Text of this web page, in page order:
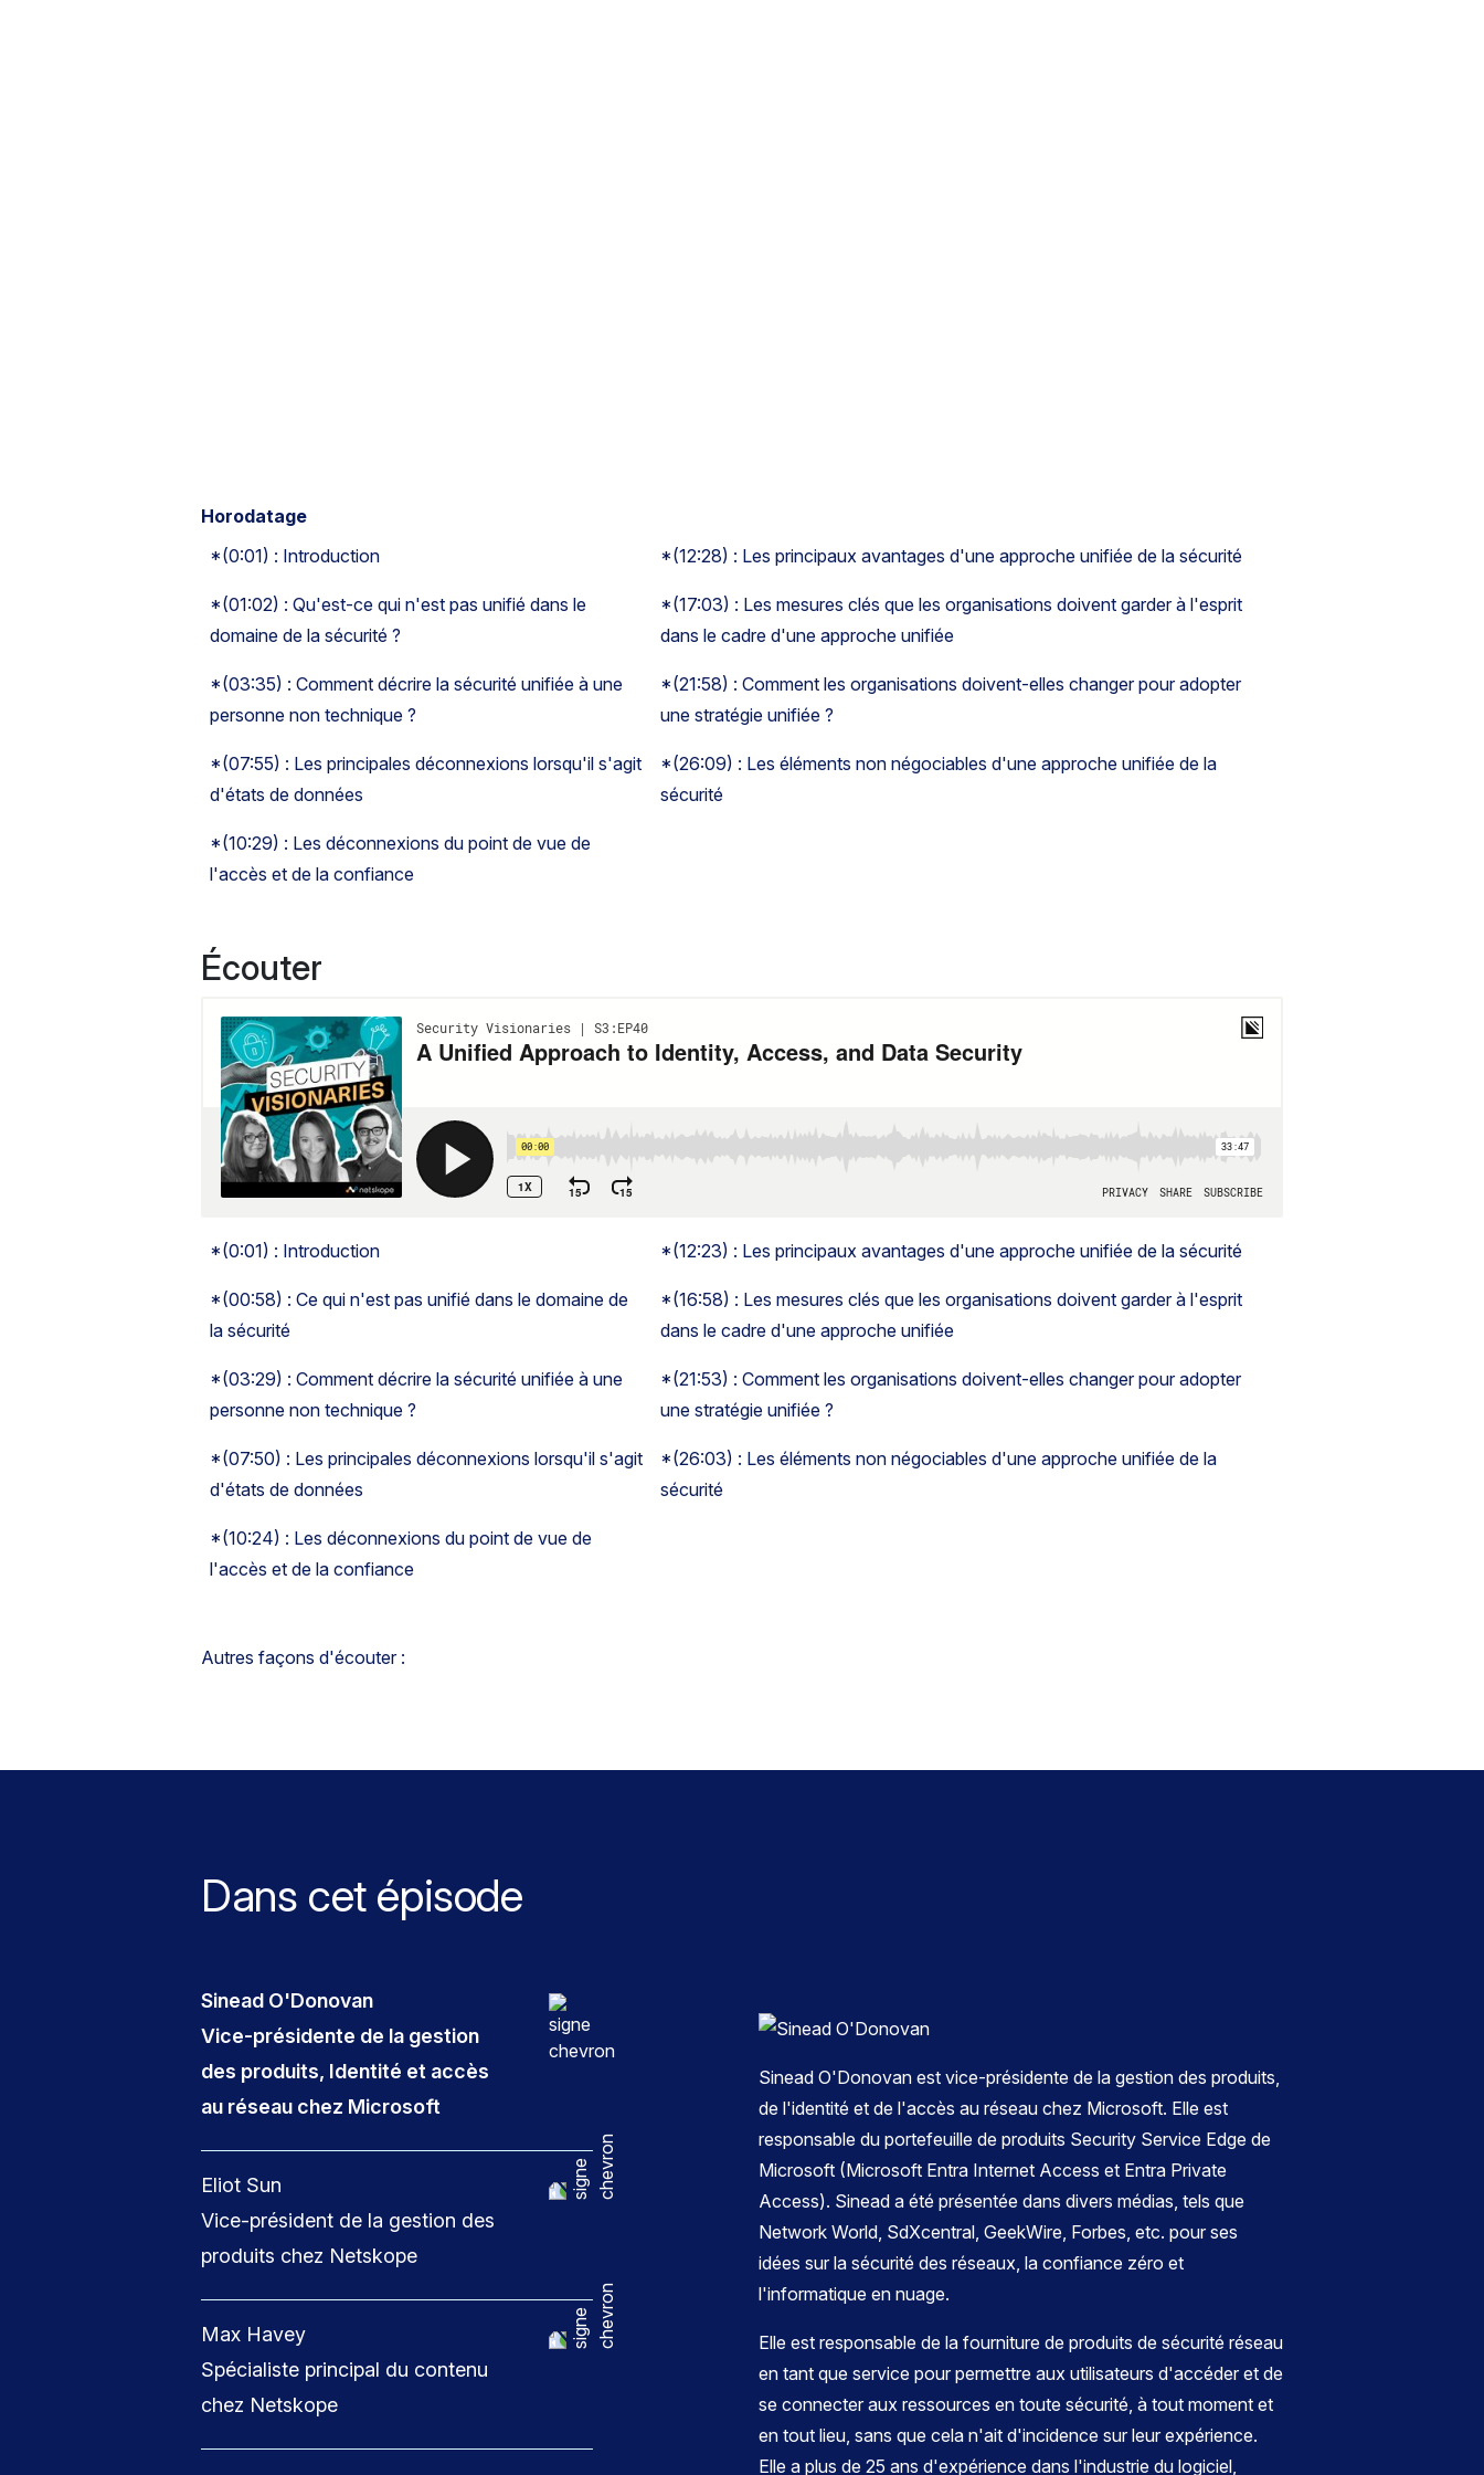
Horodatage
*(0:01) : Introduction
*(12:28) : Les principaux avantages d'une approche unifiée de la sécurité
*(01:02) : Qu'est-ce qui n'est pas unifié dans le
domaine de la sécurité ?
*(17:03) : Les mesures clés que les organisations doivent garder à l'esprit
dans le cadre d'une approche unifiée
*(03:35) : Comment décrire la sécurité unifiée à une
personne non technique ?
*(21:58) : Comment les organisations doivent-elles changer pour adopter
une stratégie unifiée ?
*(07:55) : Les principales déconnexions lorsqu'il s'agit
d'états de données
*(26:09) : Les éléments non négociables d'une approche unifiée de la
sécurité
*(10:29) : Les déconnexions du point de vue de
l'accès et de la confiance
Écouter
*(0:01) : Introduction *(12:23) : Les principaux avantages d'une approche unifiée de la sécurité
*(00:58) : Ce qui n'est pas unifié dans le domaine de
la sécurité
*(16:58) : Les mesures clés que les organisations doivent garder à l'esprit
dans le cadre d'une approche unifiée
*(03:29) : Comment décrire la sécurité unifiée à une
personne non technique ?
*(21:53) : Comment les organisations doivent-elles changer pour adopter
une stratégie unifiée ?
*(07:50) : Les principales déconnexions lorsqu'il s'agit
d'états de données
*(26:03) : Les éléments non négociables d'une approche unifiée de la
sécurité
*(10:24) : Les déconnexions du point de vue de
l'accès et de la confiance
Autres façons d'écouter :
Dans cet épisode
Sinead O'Donovan
Vice-présidente de la gestion
des produits, Identité et accès
au réseau chez Microsoft
Eliot Sun
Vice-président de la gestion des
produits chez Netskope
Max Havey
Spécialiste principal du contenu
chez Netskope
Sinead O'Donovan est vice-présidente de la gestion des produits,
de l'identité et de l'accès au réseau chez Microsoft. Elle est
responsable du portefeuille de produits Security Service Edge de
Microsoft (Microsoft Entra Internet Access et Entra Private
Access). Sinead a été présentée dans divers médias, tels que
Network World, SdXcentral, GeekWire, Forbes, etc. pour ses
idées sur la sécurité des réseaux, la confiance zéro et
l'informatique en nuage.
Elle est responsable de la fourniture de produits de sécurité réseau
en tant que service pour permettre aux utilisateurs d'accéder et de
se connecter aux ressources en toute sécurité, à tout moment et
en tout lieu, sans que cela n'ait d'incidence sur leur expérience.
Elle a plus de 25 ans d'expérience dans l'industrie du logiciel,